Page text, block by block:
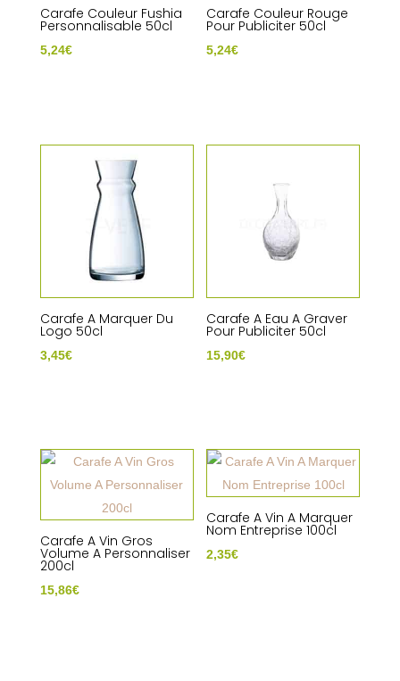
Carafe Couleur Fushia
Personnalisable 50cl
5,24€
Carafe Couleur Rouge
Pour Publiciter 50cl
5,24€
Carafe A Marquer Du
Logo 50cl
3,45€
Carafe A Eau A Graver
Pour Publiciter 50cl
15,90€
Carafe A Vin Gros
Volume A Personnaliser
200cl
15,86€
Carafe A Vin A Marquer
Nom Entreprise 100cl
2,35€